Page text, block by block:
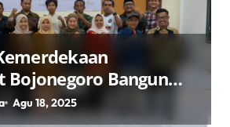
Bojonegoro Bangun
Ekonomi
Agu 18, 2025